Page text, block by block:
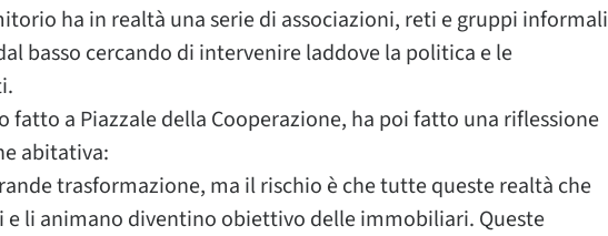
ha in realtà una serie di associazioni, reti e gruppi informali
basso cercando di intervenire laddove la politica e le
fatto a Piazzale della Cooperazione, ha poi fatto una riflessione
abitativa:
trasformazione, ma il rischio è che tutte queste realtà che
li animano diventino obiettivo delle immobiliari. Queste